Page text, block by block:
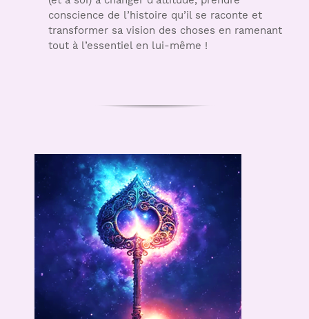
conscience de l’histoire qu’il se raconte et
transformer sa vision des choses en ramenant
tout à l’essentiel en lui-même !